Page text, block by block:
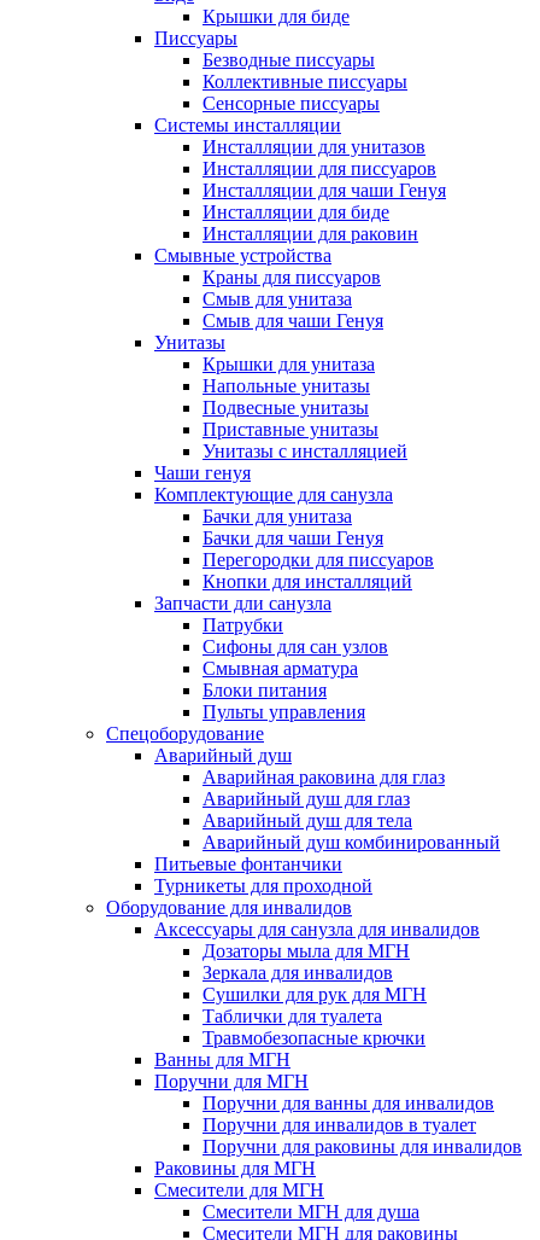
Крышки для биде
Писсуары
Безводные писсуары
Коллективные писсуары
Сенсорные писсуары
Системы инсталляции
Инсталляции для унитазов
Инсталляции для писсуаров
Инсталляции для чаши Генуя
Инсталляции для биде
Инсталляции для раковин
Смывные устройства
Краны для писсуаров
Смыв для унитаза
Смыв для чаши Генуя
Унитазы
Крышки для унитаза
Напольные унитазы
Подвесные унитазы
Приставные унитазы
Унитазы с инсталляцией
Чаши генуя
Комплектующие для санузла
Бачки для унитаза
Бачки для чаши Генуя
Перегородки для писсуаров
Кнопки для инсталляций
Запчасти дли санузла
Патрубки
Сифоны для сан узлов
Смывная арматура
Блоки питания
Пульты управления
Спецоборудование
Аварийный душ
Аварийная раковина для глаз
Аварийный душ для глаз
Аварийный душ для тела
Аварийный душ комбинированный
Питьевые фонтанчики
Турникеты для проходной
Оборудование для инвалидов
Аксессуары для санузла для инвалидов
Дозаторы мыла для МГН
Зеркала для инвалидов
Сушилки для рук для МГН
Таблички для туалета
Травмобезопасные крючки
Ванны для МГН
Поручни для МГН
Поручни для ванны для инвалидов
Поручни для инвалидов в туалет
Поручни для раковины для инвалидов
Раковины для МГН
Смесители для МГН
Смесители МГН для душа
Смесители МГН для раковины